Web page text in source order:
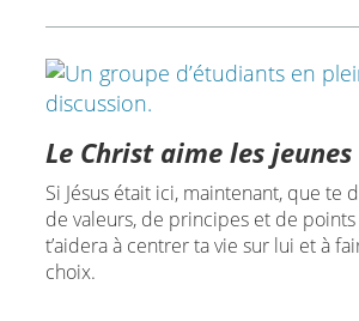
Le Christ aime les jeunes
Si Jésus était ici, maintenant, que te
de valeurs, de principes et de
t’aidera à centrer ta vie sur lui et à
choix.